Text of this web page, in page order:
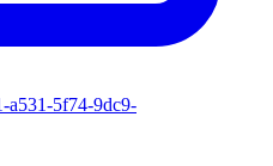
a531-5f74-9dc9-